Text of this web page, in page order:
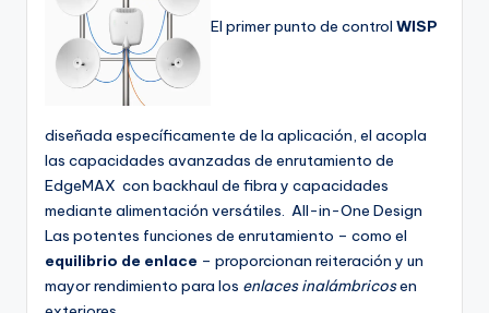
El primer punto de control WISP
diseñada específicamente de la aplicación, el acopla
las capacidades avanzadas de enrutamiento de
EdgeMAX con backhaul de fibra y capacidades
mediante alimentación versátiles. All-in-One Design
Las potentes funciones de enrutamiento – como el
equilibrio de enlace – proporcionan reiteración y un
mayor rendimiento para los enlaces inalámbricosen